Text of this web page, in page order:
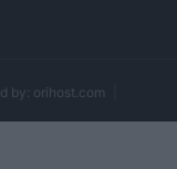
by: orihost.com